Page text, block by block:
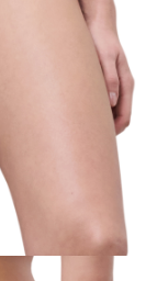
惡意使用之情形，
取法律行動。